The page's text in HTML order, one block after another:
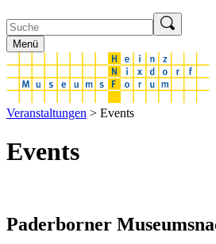
Menü
Veranstaltungen > Events
Events
Paderborner